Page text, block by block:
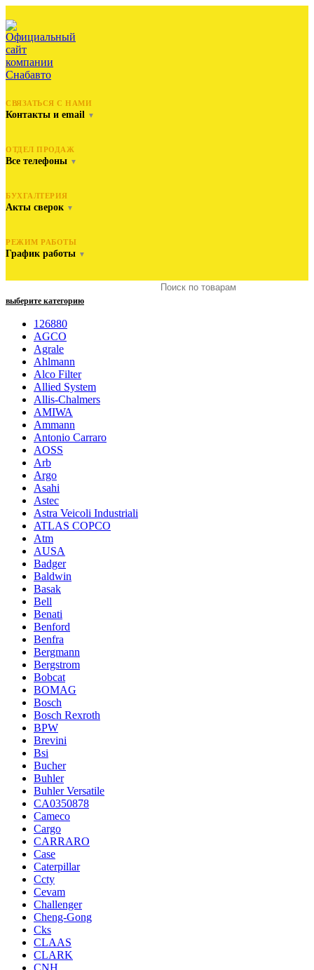
СВЯЗАТЬСЯ С НАМИ
Контакты и email ▼
ОТДЕЛ ПРОДАЖ
Все телефоны ▼
БУХГАЛТЕРИЯ
Акты сверок ▼
РЕЖИМ РАБОТЫ
График работы ▼
выберите категорию
126880
AGCO
Agrale
Ahlmann
Alco Filter
Allied System
Allis-Chalmers
AMIWA
Ammann
Antonio Carraro
AOSS
Arb
Argo
Asahi
Astec
Astra Veicoli Industriali
ATLAS COPCO
Atm
AUSA
Badger
Baldwin
Basak
Bell
Benati
Benford
Benfra
Bergmann
Bergstrom
Bobcat
BOMAG
Bosch
Bosch Rexroth
BPW
Brevini
Bsi
Bucher
Buhler
Buhler Versatile
CA0350878
Cameco
Cargo
CARRARO
Case
Caterpillar
Ccty
Cevam
Challenger
Cheng-Gong
Cks
CLAAS
CLARK
CNH